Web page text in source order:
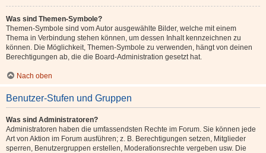
Was sind Themen-Symbole?
Themen-Symbole sind vom Autor ausgewählte Bilder, welche mit einem
Thema in Verbindung stehen können, um dessen Inhalt kennzeichnen zu
können. Die Möglichkeit, Themen-Symbole zu verwenden, hängt von deinen
Berechtigungen ab, die die Board-Administration gesetzt hat.
Nach oben
Benutzer-Stufen und Gruppen
Was sind Administratoren?
Administratoren haben die umfassendsten Rechte im Forum. Sie können jede
Art von Aktion im Forum ausführen; z. B. Berechtigungen setzen, Mitglieder
sperren, Benutzergruppen erstellen, Moderationsrechte vergeben usw. Die